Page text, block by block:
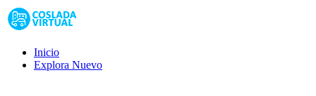
Inicio
Explora Nuevo